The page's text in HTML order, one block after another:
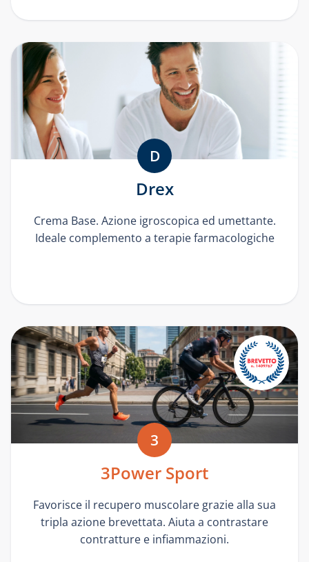
D
Drex
Crema Base. Azione igroscopica ed umettante.
Ideale complemento a terapie farmacologiche
3
3Power Sport
Favorisce il recupero muscolare grazie alla sua
tripla azione brevettata. Aiuta a contrastare
contratture e infiammazioni.